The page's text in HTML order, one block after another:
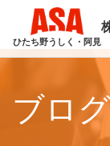
ひたち野うしく・阿見
ブログ